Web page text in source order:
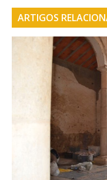
ARTIGOS